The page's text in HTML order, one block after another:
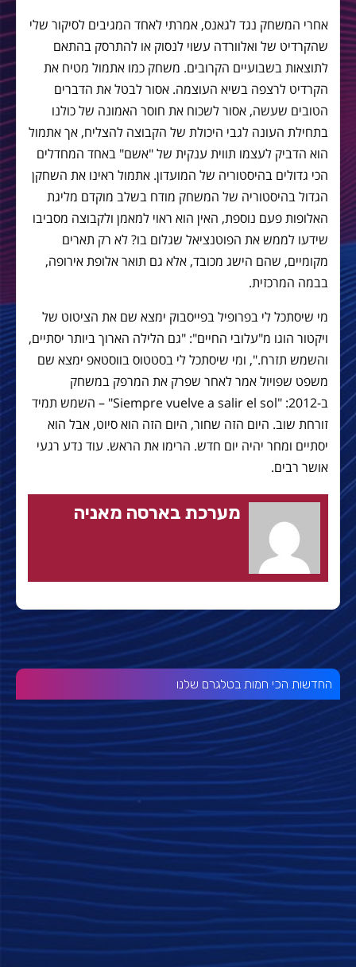
אחרי המשחק נגד לגאנס, אמרתי לאחד המגיבים לסיקור שלי
שהקרדיט של ואלוורדה עשוי לנסוק או להתרסק בהתאם
לתוצאות בשבועיים הקרובים. משחק כמו אתמול מטיח את
הקרדיט לרצפה בשיא העוצמה. אסור לבטל את הדברים
הטובים שעשה, אסור לשכוח את חוסר האמונה של כולנו
בתחילת העונה לגבי היכולת של הקבוצה להצליח, אך אתמול
הוא הדביק לעצמו תווית ענקית של "אשם" באחד המחדלים
הכי גדולים בהיסטוריה של המועדון. אתמול ראינו את השחקן
הגדול בהיסטוריה של המשחק מודח בשלב מוקדם מליגת
האלופות פעם נוספת, האין הוא ראוי למאמן ולקבוצה מסביבו
שידעו לממש את הפוטנציאל שגלום בו? לא רק תארים
מקומיים, שהם הישג מכובד, אלא גם תואר אלופת אירופה,
בבמה המרכזית.
מי שיסתכל לי בפרופיל בפייסבוק ימצא שם את הציטוט של
ויקטור הוגו מ"עלובי החיים": "גם הלילה הארוך ביותר יסתיים,
והשמש תזרח.", ומי שיסתכל לי בסטטוס בווסטאפ ימצא שם
משפט שפויול אמר לאחר שפרק את המרפק במשחק
ב-2012: "Siempre vuelve a salir el sol" – השמש תמיד
זורחת שוב. היום הזה שחור, היום הזה הוא סיוט, אבל הוא
יסתיים ומחר יהיה יום חדש. הרימו את הראש. עוד נדע רגעי
אושר רבים.
מערכת בארסה מאניה
החדשות הכי חמות בטלגרם שלנו